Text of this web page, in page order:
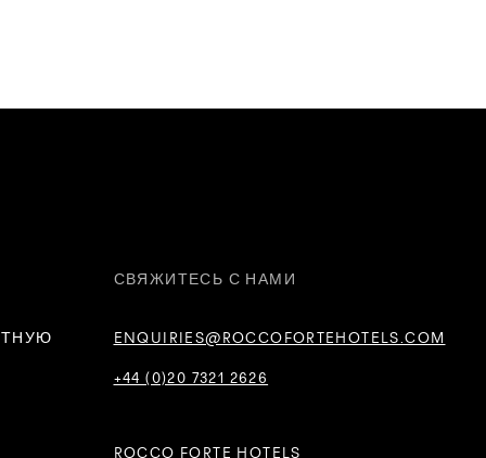
СВЯЖИТЕСЬ С НАМИ
ENQUIRIES@ROCCOFORTEHOTELS.COM
+44 (0)20 7321 2626
ROCCO FORTE HOTELS